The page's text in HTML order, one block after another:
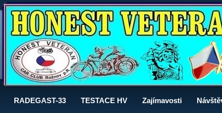
RADEGAST-33 TESTACE HV Zajímavosti